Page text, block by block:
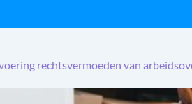
rechtsvermoeden van